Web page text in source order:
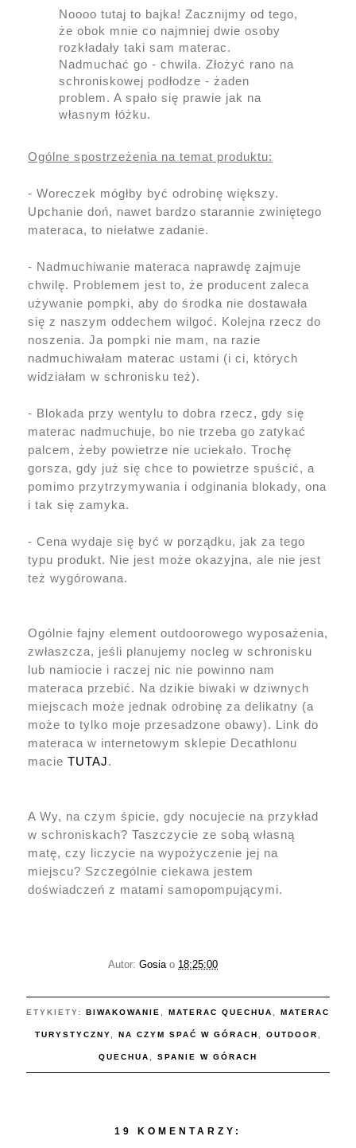
Noooo tutaj to bajka! Zacznijmy od tego,
że obok mnie co najmniej dwie osoby
rozkładały taki sam materac.
Nadmuchać go - chwila. Złożyć rano na
schroniskowej podłodze - żaden
problem. A spało się prawie jak na
własnym łóżku.
Ogólne spostrzeżenia na temat produktu:
- Woreczek mógłby być odrobinę większy.
Upchanie doń, nawet bardzo starannie zwiniętego
materaca, to niełatwe zadanie.
- Nadmuchiwanie materaca naprawdę zajmuje
chwilę. Problemem jest to, że producent zaleca
używanie pompki, aby do środka nie dostawała
się z naszym oddechem wilgoć. Kolejna rzecz do
noszenia. Ja pompki nie mam, na razie
nadmuchiwałam materac ustami (i ci, których
widziałam w schronisku też).
- Blokada przy wentylu to dobra rzecz, gdy się
materac nadmuchuje, bo nie trzeba go zatykać
palcem, żeby powietrze nie uciekało. Trochę
gorsza, gdy już się chce to powietrze spuścić, a
pomimo przytrzymywania i odginania blokady, ona
i tak się zamyka.
- Cena wydaje się być w porządku, jak za tego
typu produkt. Nie jest może okazyjna, ale nie jest
też wygórowana.
Ogólnie fajny element outdoorowego wyposażenia,
zwłaszcza, jeśli planujemy nocleg w schronisku
lub namiocie i raczej nic nie powinno nam
materaca przebić. Na dzikie biwaki w dziwnych
miejscach może jednak odrobinę za delikatny (a
może to tylko moje przesadzone obawy). Link do
materaca w internetowym sklepie Decathlonu
macie TUTAJ.
A Wy, na czym śpicie, gdy nocujecie na przykład
w schroniskach? Taszczycie ze sobą własną
matę, czy liczycie na wypożyczenie jej na
miejscu? Szczególnie ciekawa jestem
doświadczeń z matami samopompującymi.
Autor:Gosia o 18:25:00
ETYKIETY: BIWAKOWANIE MATERAC QUECHUA MATERAC
TURYSTYCZNY NA CZYM SPAĆ W GÓRACH OUTDOOR
QUECHUA SPANIE W GÓRACH
19 KOMENTARZY: